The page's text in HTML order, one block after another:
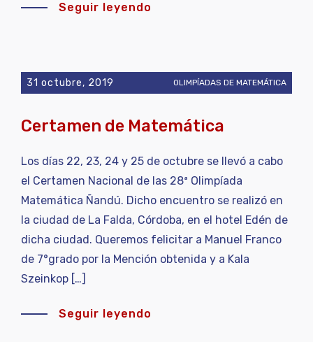
Seguir leyendo
31 octubre, 2019 OLIMPÍADAS DE MATEMÁTICA
Certamen de Matemática
Los días 22, 23, 24 y 25 de octubre se llevó a cabo
el Certamen Nacional de las 28ª Olimpíada
Matemática Ñandú. Dicho encuentro se realizó en
la ciudad de La Falda, Córdoba, en el hotel Edén de
dicha ciudad. Queremos felicitar a Manuel Franco
de 7°grado por la Mención obtenida y a Kala
Szeinkop […]
Seguir leyendo